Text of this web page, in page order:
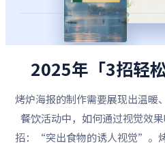
2025年「3招轻
烤炉海报的制作需要展现出温暖
餐饮活动中，如何通过视觉效
招：“突出食物的诱人视觉”。